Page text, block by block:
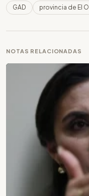
GAD provincia de El
NOTAS RELACIONADAS